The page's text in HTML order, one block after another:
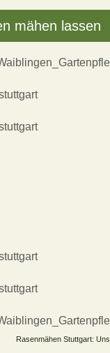
mähen lassen
Rasenmähen Stuttgart: